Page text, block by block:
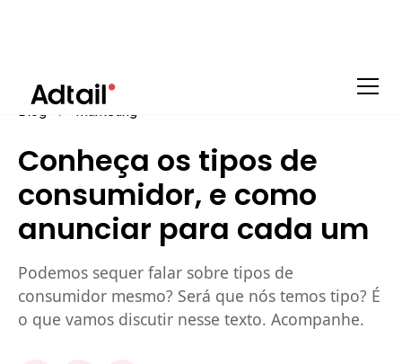
Blog Marketing
Conheça os tipos de
consumidor, e como
anunciar para cada um
Podemos sequer falar sobre tipos de
consumidor mesmo? Será que nós temos tipo? É
o que vamos discutir nesse texto. Acompanhe.